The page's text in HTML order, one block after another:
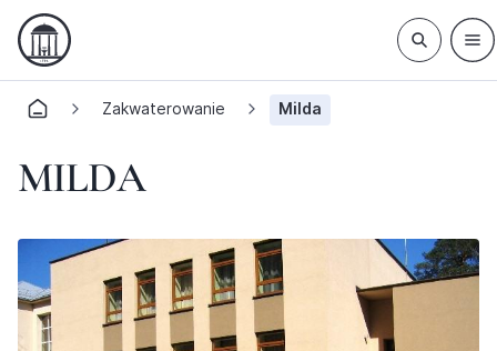
Zakwaterowanie Milda
MILDA